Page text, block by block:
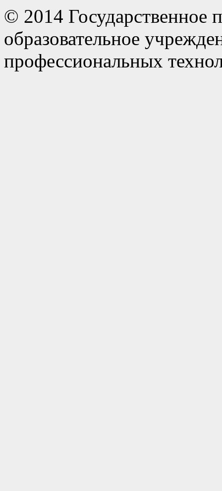
© 2014 Государственное
образовательное
профессиональных